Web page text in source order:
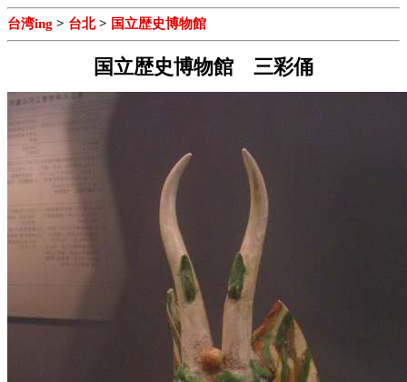
台湾ing > 台北> 国立歴史博物館
国立歴史博物館 三彩俑